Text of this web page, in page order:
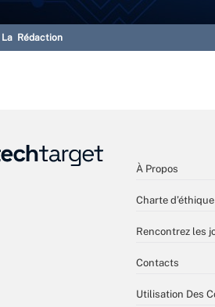
La Rédaction
À Propos
Charte
Rencontrez les
Contacts
Utilisation Des